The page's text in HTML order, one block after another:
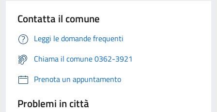
Contatta il comune
Leggi le domande frequenti
Chiama il comune 0362-3921
Prenota un appuntamento
Problemi in città